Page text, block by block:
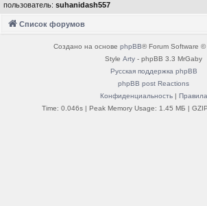
пользователь: suhanidash557
Список форумов
Создано на основе phpBB® Forum Software ©
Style Arty - phpBB 3.3 MrGaby
Русская поддержка phpBB
phpBB post Reactions
Конфиденциальность| Правила
Time: 0.046s | Peak Memory Usage: 1.45 МБ |